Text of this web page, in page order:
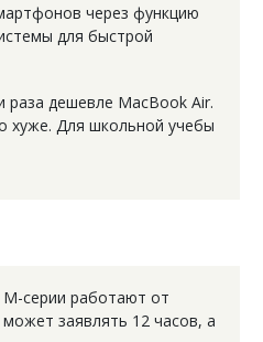
через функцию
для быстрой
дешевле MacBook Air.
хуже. Для школьной учебы
серии работают от
заявлять 12 часов, а